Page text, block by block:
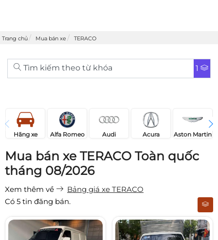
Trang chủ Mua bán xe TERACO
Tìm kiếm theo từ khóa 1
Hãng xe Alfa Romeo Audi Acura Aston Martin
Mua bán xe TERACO Toàn quốc
tháng 08/2026
Xem thêm về
Bảng giá xe TERACO
Có 5 tin đăng bán.